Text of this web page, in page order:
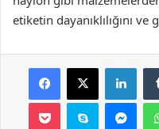
etiketin dayanıklılığını
Facebook
X
Pocket Skype